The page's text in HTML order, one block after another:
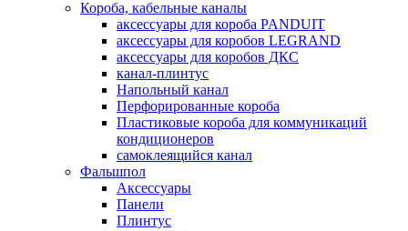
Короба, кабельные каналы
аксессуары для короба PANDUIT
аксессуары для коробов LEGRAND
аксессуары для коробов ДКС
канал-плинтус
Напольный канал
Перфорированные короба
Пластиковые короба для коммуникаций
кондиционеров
самоклеящийся канал
Фальшпол
Аксессуары
Панели
Плинтус